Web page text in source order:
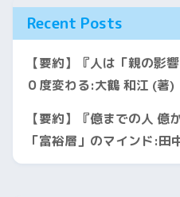
Recent Posts
【要約】『人は「親の影
０度変わる:大鶴 和江 (著)
【要約】『億までの人 億
「富裕層」のマインド:田